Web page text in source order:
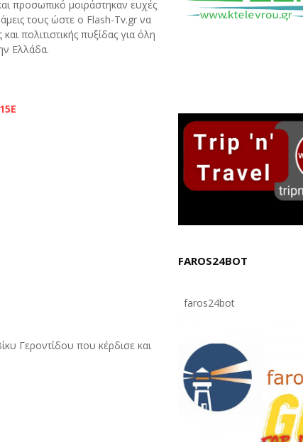
προσωπικό μοιράστηκαν ευχές
τους ώστε ο Flash-Tv.gr να
πολιτιστικής πυξίδας για όλη
Ελλάδα.
Γεροντίδου που κέρδισε και
FAROS24BOT
faros24bot